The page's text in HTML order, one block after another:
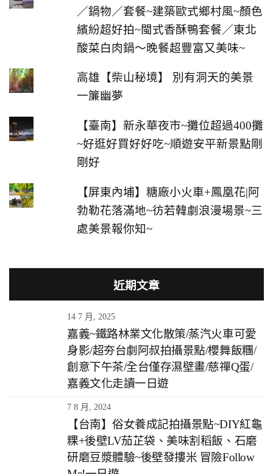
／鍋物／套餐~建築歐式鄉村風~顏色
繽紛超好拍~閩式香酥鴨套餐／東北
酸菜白肉鍋～晚餐超豐富又美味~
高雄【柴山秘境】 別有洞天的美景
一簾幽夢
【臺南】新永華夜市~攤位超過400攤
~好逛好買好好吃~順遊安平新景點剛
剛好
【屏東內埔】糖廠小火車+鳳凰花|阿
勃勒花落滿地~彷若韓劇浪漫場景~三
處美景報你知~
近期文章
14 7 月, 2025
嘉義~鐵路林業文化散策/蒸汽火車可愛
身影/超夯台劇阿叔拍攝景點/櫻舞飯糰/
創意下午茶/全台僅存濕壁畫/慈禪Q蛋/
嘉義文化走讀一日遊
7 8 月, 2024
【台南】俗女養成記拍攝景點~DIY紅龜
粿+後壁LV茄芷袋、美味割稻飯、石磨
研磨豆漿體驗~後壁發摟米 冒險Follow